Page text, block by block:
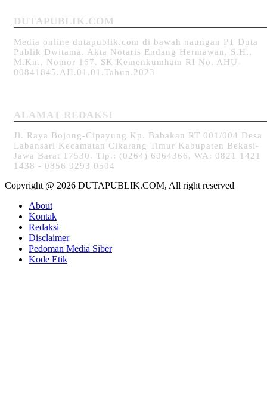
DUTAPUBLIK.COM
Media online dutapublik.com di bawah naungan PT Duta
Publik Dwitama. Akta Notaris Endang Hermawan, S.H.,
M.Kn., Nomor 167. SK Kemenkumham RI No. AHU-
00841845.AH.01.01.Tahun.2023
ALAMAT REDAKSI
Jl. Raya Bojong-Cipayung Kp. Babakan RT 001/004 Desa
Labansari Kecamatan Cikarang Timur Kabupaten Bekasi-
Jawa Barat 17530. Tlp.: (0264) 6064366, WA: 0821 1421
1438 - 0856 9293 0504
Copyright @ 2026 DUTAPUBLIK.COM, All right reserved
About
Kontak
Redaksi
Disclaimer
Pedoman Media Siber
Kode Etik